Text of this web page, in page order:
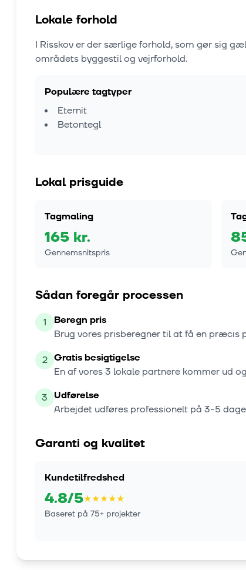
Lokale forhold
I Risskover der særlige forhold, som gør sig
områdets byggestil og vejrforhold.
Populære tagtyper
Eternit
Betontegl
Lokal prisguide
Tagmaling
165 kr.
Gennemsnitspris
Sådan foregår processen
1
Beregn pris
Brug vores prisberegner til at få en præcis
2 Gratis besigtigelse
En af vores3 lokale partnere kommer ud
3 Udførelse
Arbejdet udføres professionelt på 3-5 dage
Garanti og kvalitet
Kundetilfredshed
4.8/5★★★★★
Baseret på 75+ projekter